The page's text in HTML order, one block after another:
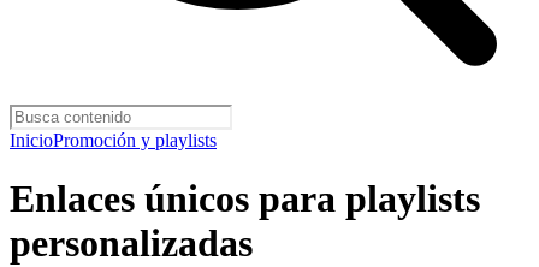
InicioPromoción y playlists
Enlaces únicos para playlists
personalizadas